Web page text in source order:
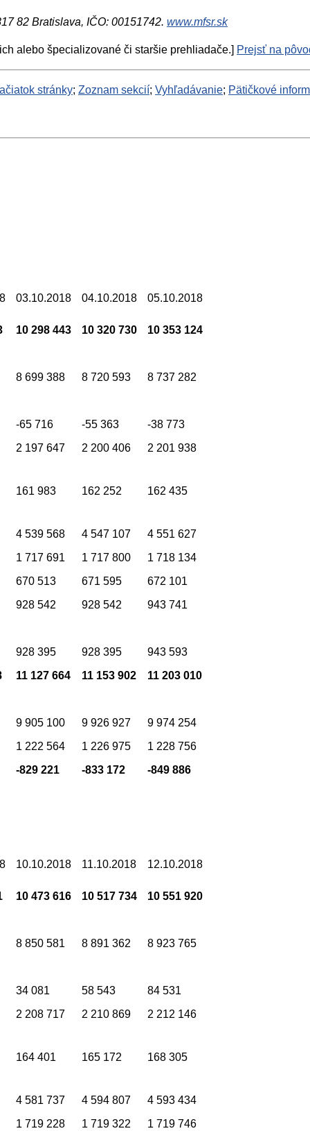
82 Bratislava, IČO: 00151742. www.mfsr.sk
alebo špecializované či staršie prehliadače.] Prejsť na
stránky; Zoznam sekcií; Vyhľadávanie; Pätičkové
03.10.2018 04.10.2018 05.10.2018
10 298 443 10 320 730 10 353 124
8 699 388 8 720 593 8 737 282
-65 716 -55 363
-38 773
2 197 647
2 200 406 2 201 938
161 983 162 252 162 435
4 539 568 4 547 107
4 551 627
1 717 691
1 717 800
1 718 134
670 513
671 595
672 101
928 542
928 542 943 741
928 395 928 395
943 593
11 127 664 11 153 902 11 203 010
9 905 100 9 926 927
9 974 254
1 222 564
1 226 975
1 228 756
-829 221
-833 172 -849 886
10.10.2018 11.10.2018 12.10.2018
10 473 616 10 517 734 10 551 920
8 850 581 8 891 362 8 923 765
34 081 58 543
84 531
2 208 717
2 210 869 2 212 146
164 401 165 172 168 305
4 581 737 4 594 807
4 593 434
1 719 228
1 719 322
1 719 746